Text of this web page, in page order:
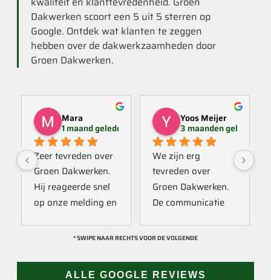
Dakwerken scoort een 5 uit 5 sterren op
Google. Ontdek wat klanten te zeggen
hebben over de dakwerkzaamheden door
Groen Dakwerken.
Mara
1 maand geleden
Zeer tevreden over
Groen Dakwerken.
Hij reageerde snel
op onze melding en
een collega kijken
Omdat een
Yoos Meijer
3 maanden geleden
We zijn erg
tevreden over
Groen Dakwerken.
De communicatie
met Jan, hij heeft
vak en werkt snel &
* SWIPE NAAR RECHTS VOOR DE VOLGENDE
ALLE GOOGLE REVIEWS